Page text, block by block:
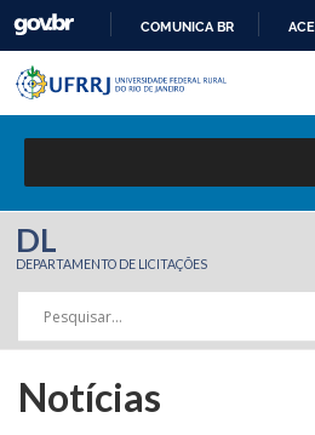
COMUNICA BR
Pular barra institucional
Barra
DL
DEPARTAMENTO DE LICITAÇÕES
Notícias